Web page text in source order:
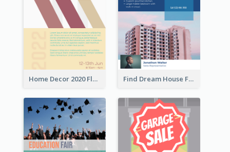
Home Decor 2020 Flyer Find Dream House Flyer